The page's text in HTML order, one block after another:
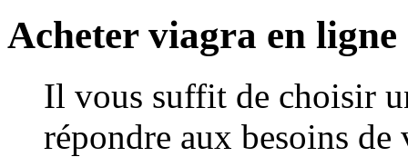
Acheter viagra en ligne
Il vous suffit de choisir
répondre aux besoins de